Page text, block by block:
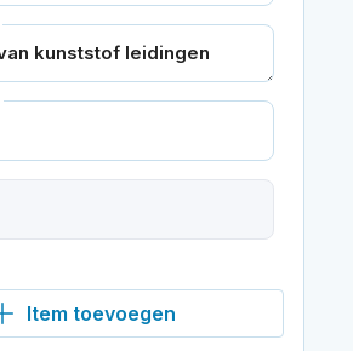
Item toevoegen